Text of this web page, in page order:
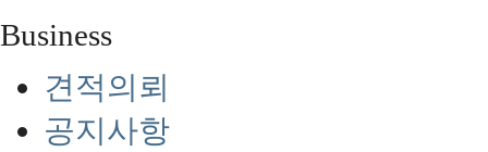
Business
견적의뢰
공지사항